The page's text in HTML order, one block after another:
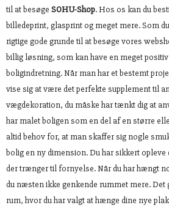
til at besøge SOHU-Shop. Hos os kan du
billedeprint, glasprint og meget mere. Som
rigtige gode grunde til at besøge vores
billig løsning, som kan have en meget
boligindretning. Når man har et bestemt
vise sig at være det perfekte supplement til
vægdekoration, du måske har tænkt dig at
har malet boligen som en del af en større
altid behov for, at man skaffer sig nogle
bolig en ny dimension. Du har sikkert opleve
der trænger til fornyelse. Når du har hængt
du næsten ikke genkende rummet mere.
rum, hvor du har valgt at hænge dine nye